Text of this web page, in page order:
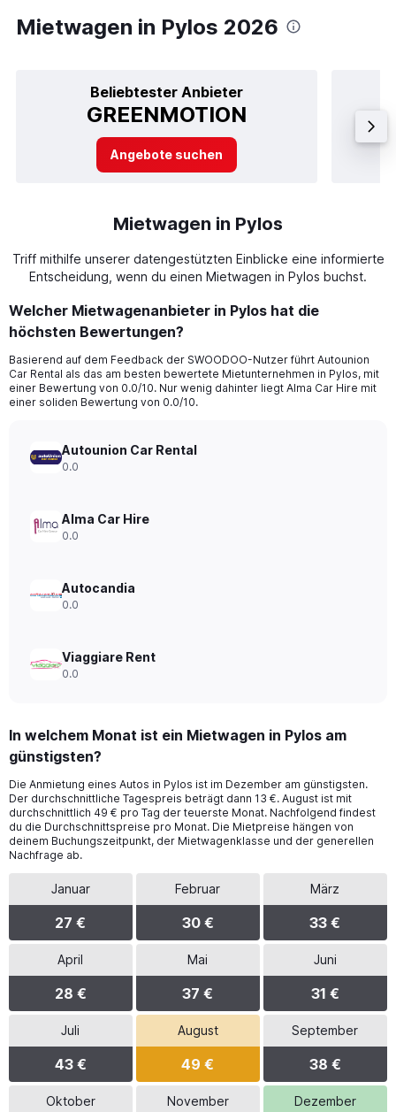
Mietwagen in Pylos 2026
Beliebtester Anbieter
GREENMOTION
Angebote suchen
Mietwagen in Pylos
Triff mithilfe unserer datengestützten Einblicke eine informierte
Entscheidung, wenn du einen Mietwagen in Pylos buchst.
Welcher Mietwagenanbieter in Pylos hat die
höchsten Bewertungen?
Basierend auf dem Feedback der SWOODOO-Nutzer führt Autounion
Car Rental als das am besten bewertete Mietunternehmen in Pylos, mit
einer Bewertung von 0.0/10. Nur wenig dahinter liegt Alma Car Hire mit
einer soliden Bewertung von 0.0/10.
Autounion Car Rental
0.0
Alma Car Hire
0.0
Autocandia
0.0
Viaggiare Rent
0.0
In welchem Monat ist ein Mietwagen in Pylos am
günstigsten?
Die Anmietung eines Autos in Pylos ist im Dezember am günstigsten.
Der durchschnittliche Tagespreis beträgt dann 13 €. August ist mit
durchschnittlich 49 € pro Tag der teuerste Monat. Nachfolgend findest
du die Durchschnittspreise pro Monat. Die Mietpreise hängen von
deinem Buchungszeitpunkt, der Mietwagenklasse und der generellen
Nachfrage ab.
Januar
27 €
Februar
30 €
März
33 €
April
28 €
Mai
37 €
Juni
31 €
Juli
43 €
August
49 €
September
38 €
Oktober November Dezember